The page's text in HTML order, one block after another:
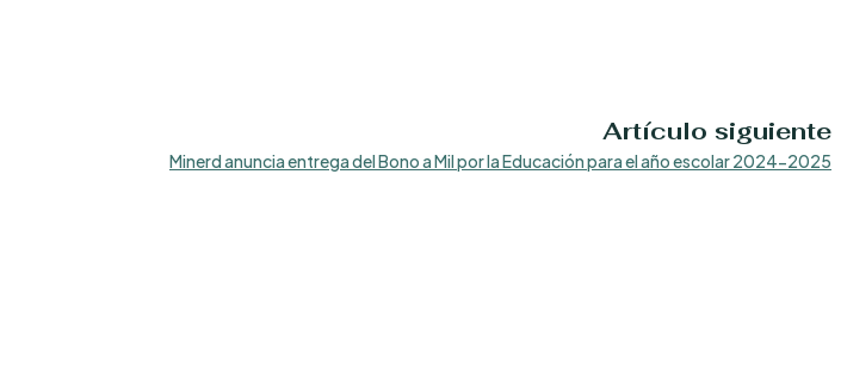
Artículo siguiente
Minerd anuncia entrega del Bono a Mil por la Educación para el año escolar 2024-2025